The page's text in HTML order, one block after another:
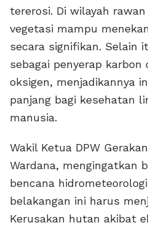
tererosi. Di wilayah
vegetasi mampu
secara signifikan. Selain
sebagai penyerap karbon
oksigen, menjadikannya
panjang bagi kesehatan
manusia.
Wakil Ketua DPW
Wardana, mengingatkan
bencana
belakangan ini harus
Kerusakan hutan akibat